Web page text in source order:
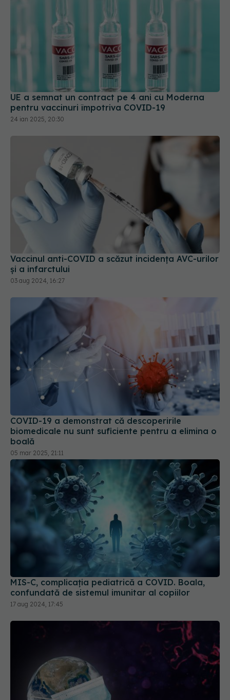
UE a semnat un contract pe 4 ani cu Moderna
pentru vaccinuri împotriva COVID-19
24 ian 2025, 20:30
Vaccinul anti-COVID a scăzut incidența AVC-urilor
și a infarctului
03 aug 2024, 16:27
COVID-19 a demonstrat că descoperirile
biomedicale nu sunt suficiente pentru a elimina o
boală
05 mar 2025, 21:11
MIS-C, complicația pediatrică a COVID. Boala,
confundată de sistemul imunitar al copiilor
17 aug 2024, 17:45